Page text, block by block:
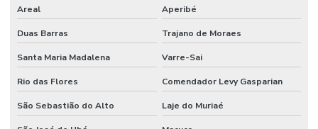
Fabricante de solidificador
Fabricante de solidificador de resíduos
Fabricante de solidificador de resíduos líquidos
Fabricante de solidificador de resíduos líquidos contaminados
Areal Aperibé
Duas Barras Trajano de Moraes
Santa Maria Madalena Varre-Sai
Rio das Flores Comendador Levy Gasparian
São Sebastião do Alto Laje do Muriaé